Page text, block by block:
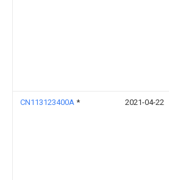
CN113123400A * 2021-04-22